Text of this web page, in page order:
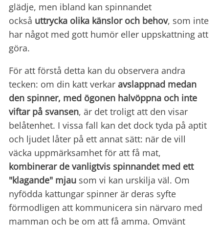
glädje, men ibland kan spinnandet
också uttrycka olika känslor och behov, som inte
har något med gott humör eller uppskattning att
göra.
För att förstå detta kan du observera andra
tecken: om din katt verkar avslappnad medan
den spinner, med ögonen halvöppna och inte
viftar på svansen, är det troligt att den visar
belåtenhet. I vissa fall kan det dock tyda på aptit
och ljudet låter på ett annat sätt: när de vill
väcka uppmärksamhet för att få mat,
kombinerar de vanligtvis spinnandet med ett
"klagande" mjau som vi kan urskilja väl. Om
nyfödda kattungar spinner är deras syfte
förmodligen att kommunicera sin närvaro med
mamman och be om att få amma. Omvänt